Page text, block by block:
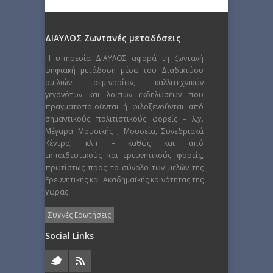
ΔΙΑΥΛΟΣ Ζωντανές μεταδόσεις
Η υπηρεσία ΔΙΑΥΛΟΣ αφορά τη ζωντανή
ψηφιακή μετάδοση μέσω του Διαδικτύου
ομιλιών, σεμιναρίων, καλλιτεχνικών
γεγονότων και λοιπών εκδηλώσεων που
πραγματοποιούνται ή φιλοξενούνται από
σημαντικούς πολιτιστικούς φορείς – λ.χ.
Μέγαρα Μουσικής , Μουσεία, Συνεδριακά
Κέντρα, κλπ – καθώς και από
εκπαιδευτικούς και ερευνητικούς φορείς,
πρωτίστως προς το σύνολο των μελών της
Ερευνητικής και Ακαδημαϊκής κοινότητας της
χώρας.
Συχνές Ερωτήσεις
Social Links